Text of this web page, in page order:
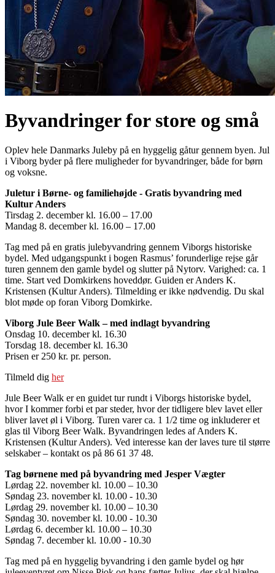
Byvandringer for store og små
Oplev hele Danmarks Juleby på en hyggelig gåtur gennem byen. Jul
i Viborg byder på flere muligheder for byvandringer, både for børn
og voksne.
Juletur i Børne- og familiehøjde - Gratis byvandring med
Kultur Anders
Tirsdag 2. december kl. 16.00 – 17.00
Mandag 8. december kl. 16.00 – 17.00
Tag med på en gratis julebyvandring gennem Viborgs historiske
bydel. Med udgangspunkt i bogen Rasmus’ forunderlige rejse går
turen gennem den gamle bydel og slutter på Nytorv. Varighed: ca. 1
time. Start ved Domkirkens hoveddør. Guiden er Anders K.
Kristensen (Kultur Anders). Tilmelding er ikke nødvendig. Du skal
blot møde op foran Viborg Domkirke.
Viborg Jule Beer Walk – med indlagt byvandring
Onsdag 10. december kl. 16.30
Torsdag 18. december kl. 16.30
Prisen er 250 kr. pr. person.
Tilmeld dig her
Jule Beer Walk er en guidet tur rundt i Viborgs historiske bydel,
hvor I kommer forbi et par steder, hvor der tidligere blev lavet eller
bliver lavet øl i Viborg. Turen varer ca. 1 1/2 time og inkluderer et
glas til Viborg Beer Walk. Byvandringen ledes af Anders K.
Kristensen (Kultur Anders). Ved interesse kan der laves ture til større
selskaber – kontakt os på 86 61 37 48.
Tag børnene med på byvandring med Jesper Vægter
Lørdag 22. november kl. 10.00 – 10.30
Søndag 23. november kl. 10.00 - 10.30
Lørdag 29. november kl. 10.00 – 10.30
Søndag 30. november kl. 10.00 - 10.30
Lørdag 6. december kl. 10.00 – 10.30
Søndag 7. december kl. 10.00 - 10.30
Tag med på en hyggelig byvandring i den gamle bydel og hør